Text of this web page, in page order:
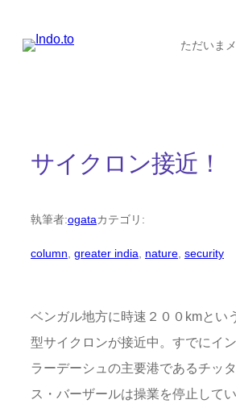
ただいま
サイクロン接近！
執筆者:ogataカテゴリ:
column, greater india, nature, security
ベンガル地方に時速２００kmとい
型サイクロンが接近中。すでにイ
ラーデーシュの主要港であるチッ
ス・バーザールは操業を停止して